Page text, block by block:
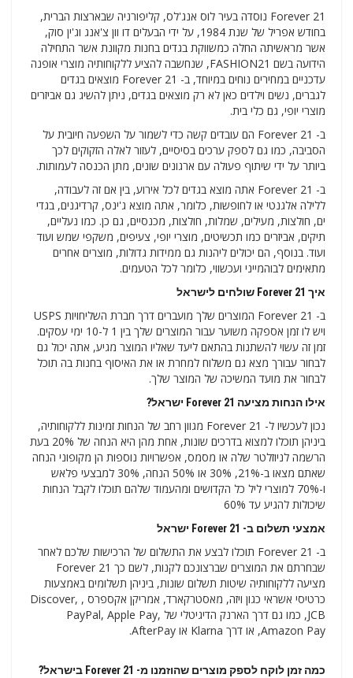
Forever 21 נוסדה בעיר לוס אנג'לס, קליפורניה שבארצות הברית,
בחודש אפריל של שנת 1984, על ידי הבעלים דו וון צ'אנג וג'ין סוק,
אשר מראשיתה החלה כמשווקת בגדים בחנות מקוונת אשר התחילה
הידועה בשם FASHION21, שנחשבה להציע ללקוחותיה מוצרי אופנה
עדכניים במחירים נוחים במיוחד, ב- Forever 21 מוצאים בגדים
לגברים, נשים וילדים כאן לא רק מוצאים בגדים, ניתן להשיג גם אביזרים
מוצרי יופי, גם כלי בית.
ב- Forever 21 הם עובדים קשה כדי לשמור על השפעה חיובית על
הסביבה, כמו גם לספק ערכים בסיסיים, לעזור לאלה הזקוקים לכך
ביותר על ידי שיתוף פעולה עם ארגונים שונים, מתן הכנסה לעמותות.
ב- Forever 21 אתה מוצא בגדים לכל אירוע, בין אם זה לעבודה,
ללילה אלגנטי או לחופשות, כלומר, אתה מוצא ג'ינס, קרדיגנים, בגדי
ים, חולצות, מעילים, שמלות, חולצות, מכנסיים, גם כן. כמו נעליים,
תיקים, אביזרים כמו תכשיטים, מוצרי יופי, צעיפים, משקפי שמש ועוד
ועוד. בנוסף, הם יכולים ליהנות גם ממידות גדולות, מוצרים אחרים
מתאימים לבוהמייני ועכשווי, כלומר לכל הטעמים.
איך Forever 21 שולחים לישראל
ב- Forever 21 המוצרים שלך מועברים דרך חברת השליחויות USPS
ויש לו זמן אספקה ​​משוער עבור המוצרים שלך בין 1 ל-10 ימי עסקים.
זמן זה עשוי להשתנות בהתאם ליעד שאליו המוצר מגיע, אתה יכול גם
לבחור עבורך מצא גם משלוח למחרת או את האיסוף בחנות בה תוכל
לבחור את מועד המשיכה של המוצר שלך.
אילו הנחות מציעה Forever 21 ישראל?
נכון לעכשיו ל- Forever 21 מגוון רחב של הנחות זמינות ללקוחותיה,
ביניהן תוכלו למצוא בדרכים שונות, אחת מהן היא הנחה של 20% בעת
הרשמה לניוזלטר שלה או מסמס, אפשרויות נוספות הן מקופוני הנחה
שאתם מצאו ב-21%, 30% או 50% הנחה, 30% למבצעי פלאש
ו-70% למוצרי ליל כל הקדושים ומהעמוד שלהם תוכלו לקבל הנחות
שיכולות להגיע עד 60%
אמצעי תשלום ב- Forever 21 ישראל
ב- Forever 21 תוכלו לבצע את התשלום של הרכישות שלכם לאחר
שבחרתם את המוצרים שברצונכם לקנות, לשם כך Forever 21
מציעה ללקוחותיה שיטות תשלום שונות, ביניהן תשלומים באמצעות
כרטיסי אשראי כגון ויזה, מאסטרקארד, אמריקן אקספרס , Discover,
JCB, כמו גם דרך הארנק הדיגיטלי של PayPal, Apple Pay,
Amazon Pay, או דרך Klarna או AfterPay.
כמה זמן לוקח לספק מוצרים שהוזמנו מ- Forever 21 בישראל?